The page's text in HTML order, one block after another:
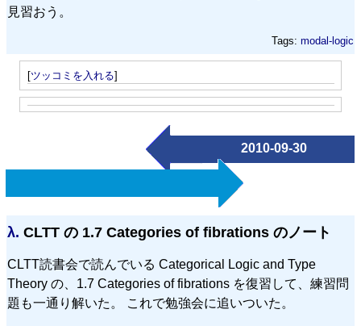
見習おう。
Tags: modal-logic
[ツッコミを入れる]
2010-09-30
λ. CLTT の 1.7 Categories of fibrations のノート
CLTT読書会で読んでいる Categorical Logic and Type
Theory の、1.7 Categories of fibrations を復習して、練習問
題も一通り解いた。 これで勉強会に追いついた。